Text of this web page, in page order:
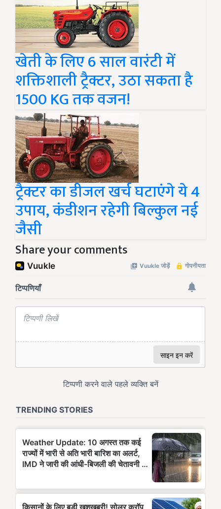
खेती के लिए 6 साल वारंटी में
शक्तिशाली ट्रैक्टर, उठा सकता है
1500 KG तक वजन!
ट्रैक्टर का डीजल खर्च घटाएंगे ये 4
उपाय, कंडीशन रहेगी बिल्कुल नई
जैसी
Share your comments